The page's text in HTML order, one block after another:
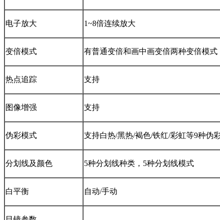
电子放大 1~8倍连续放大
变倍模式 有普通变倍和画中画变倍两种变倍模式
热点追踪 支持
图像增强 支持
伪彩模式 支持白热/黑热/褐色/铁红/彩虹等9种伪
分划线及颜色 5种分划线种类，5种分划线模式
白平衡 自动/手动